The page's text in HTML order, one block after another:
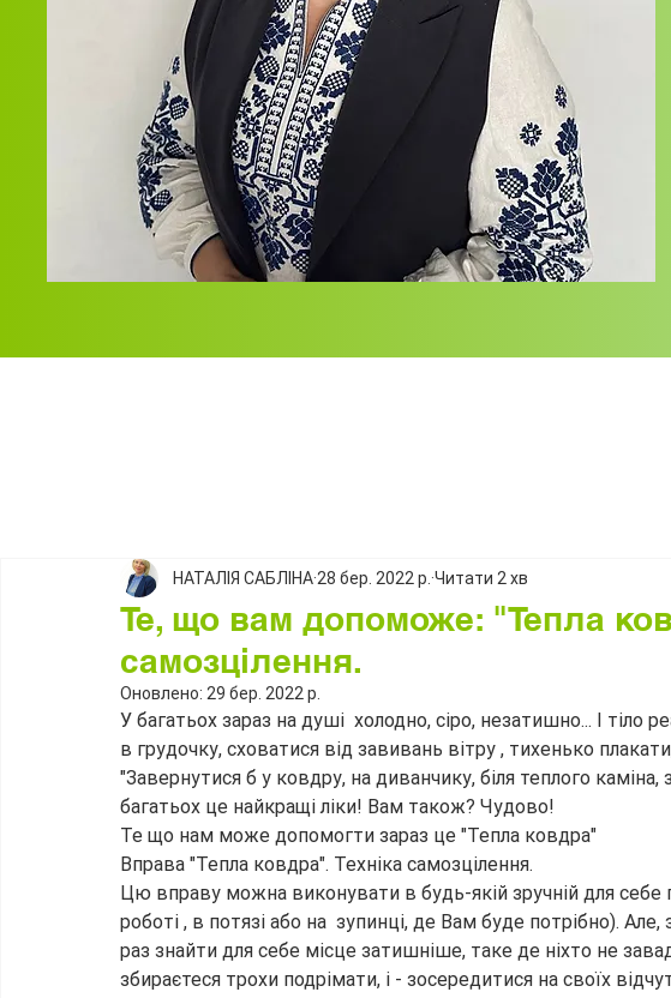
Те, що вам допоможе: "Тепла
самозцілення.
НАТАЛІЯ САБЛІНА 28 бер. 2022 р. Читати 2 хв
Оновлено: 29 бер. 2022 р.
У багатьох зараз на душі  холодно, сіро, незатишно... І тіло
в грудочку, сховатися від завивань вітру , тихенько
"Завернутися б у ковдру, на диванчику, біля теплого
багатьох це найкращі ліки! Вам також? Чудово!
Те що нам може допомогти зараз це "Тепла ковдра"
Вправа "Тепла ковдра". Техніка самозцілення.
Цю вправу можна виконувати в будь-якій зручній для себе
роботі , в потязі або на  зупинці, де Вам буде потрібно).
раз знайти для себе місце затишніше, таке де ніхто не
збираєтеся трохи подрімати, і - зосередитися на своїх